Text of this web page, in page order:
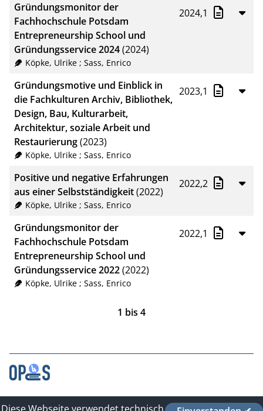
20
2024,1
Gründungsmonitor der
Fachhochschule Potsdam
Entrepreneurship School und
Gründungsservice 2024(2024)
Köpke, Ulrike; Sass, Enrico
2023,1
Gründungsmotive und Einblick in
die Fachkulturen Archiv, Bibliothek,
Design, Bau, Kulturarbeit,
Architektur, soziale Arbeit und
Restaurierung(2023)
Köpke, Ulrike; Sass, Enrico
2022,2
Positive und negative Erfahrungen
aus einer Selbstständigkeit(2022)
Köpke, Ulrike; Sass, Enrico
2022,1
Gründungsmonitor der
Fachhochschule Potsdam
Entrepreneurship School und
Gründungsservice 2022(2022)
Köpke, Ulrike; Sass, Enrico
1 bis 4
Kontakt